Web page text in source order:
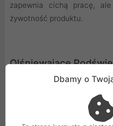
zapewnia cichą pracę,
żywotność produktu.
Olśniewające
Przemień swój komputer w
58 diod LED (zasilanych
komponenty intensywnym
Dbamy o